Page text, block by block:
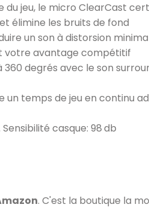
jeu, le micro ClearCast
élimine les bruits de fond
un son à distorsion
votre avantage compétitif
degrés avec le son
un temps de jeu en continu
casque: 98 db
. C'est la boutique la